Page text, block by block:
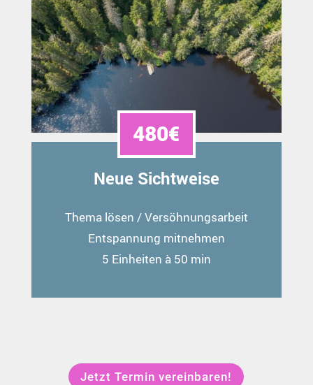
480€
Neue Sichtweise
Thema lösen / Versöhnungsarbeit
Entspannung mitnehmen
5 Einheiten à 50 min
Jetzt Termin vereinbaren!